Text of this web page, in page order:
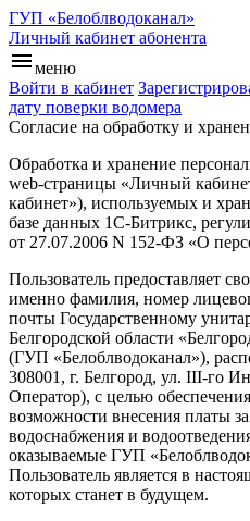
ГУП «Белоблводоканал»
Личный кабинет абонента
menuменю
Войти в кабинет
дату поверки водомера
Согласие на обработку и
Обработка и хранение
web-страницы «Личный
кабинет»), используемых и
базе данных 1С-Битрикс,
от 27.07.2006 N 152-ФЗ «О
Пользователь предоставляет
именно фамилия, номер
почты Государственному
Белгородской области
(ГУП «Белоблводоканал»),
308001, г. Белгород, ул. III-го
Оператор), с целью
возможности внесения платы
водоснабжения и
оказываемые ГУП
Пользователь является в
которых станет в будущем.